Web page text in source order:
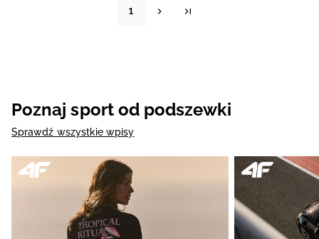
1
Poznaj sport od podszewki
Sprawdź wszystkie wpisy